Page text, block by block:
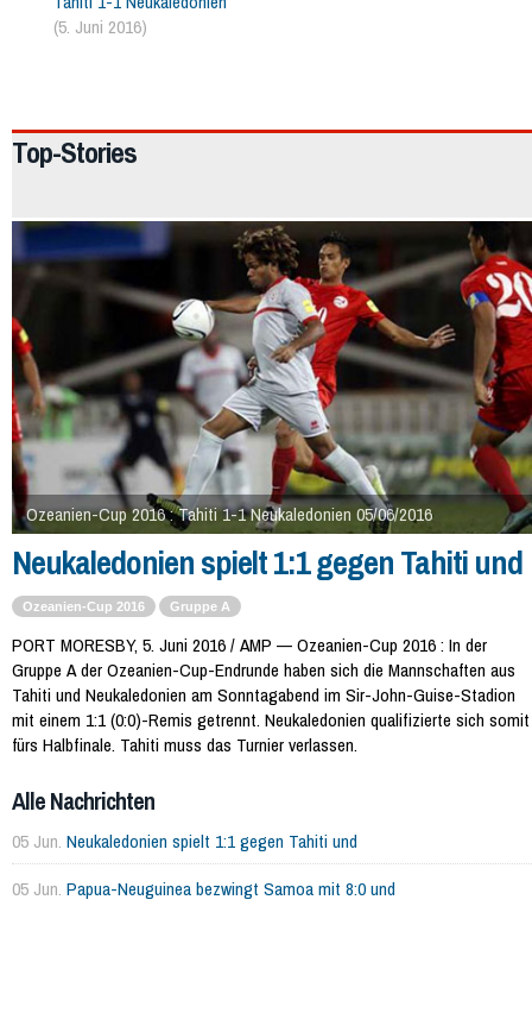
(5. Juni 2016)
Top-Stories
Ozeanien-Cup 2016 : Tahiti 1-1 Neukaledonien 05/06/2016
Neukaledonien spielt 1:1 gegen Tahiti und
Ozeanien-Cup 2016 Gruppe A
PORT MORESBY, 5. Juni 2016 / AMP — Ozeanien-Cup 2016 : In der
Gruppe A der Ozeanien-Cup-Endrunde haben sich die Mannschaften aus
Tahiti und Neukaledonien am Sonntagabend im Sir-John-Guise-Stadion
mit einem 1:1 (0:0)-Remis getrennt. Neukaledonien qualifizierte sich somit
fürs Halbfinale. Tahiti muss das Turnier verlassen.
Alle Nachrichten
05 Jun. Neukaledonien spielt 1:1 gegen Tahiti und
05 Jun. Papua-Neuguinea bezwingt Samoa mit 8:0 und